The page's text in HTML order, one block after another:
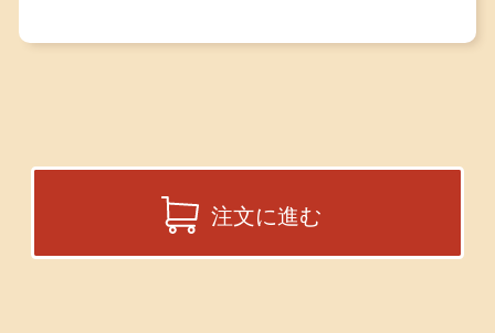
注文に進む